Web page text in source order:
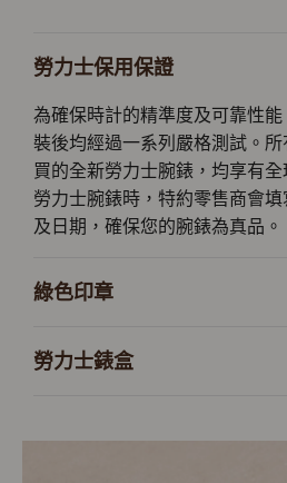
勞力士保用保證
為確保時計的精準度及可靠性
裝後均經過一系列嚴格測試。
買的全新勞力士腕錶，均享有
勞力士腕錶時，特約零售商會
及日期，確保您的腕錶為真品。
綠色印章
勞力士錶盒